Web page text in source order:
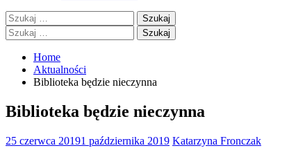
Szukaj:
Szukaj:
Home
Aktualności
Biblioteka będzie nieczynna
Biblioteka będzie nieczynna
25 czerwca 20191 października 2019 Katarzyna Fronczak